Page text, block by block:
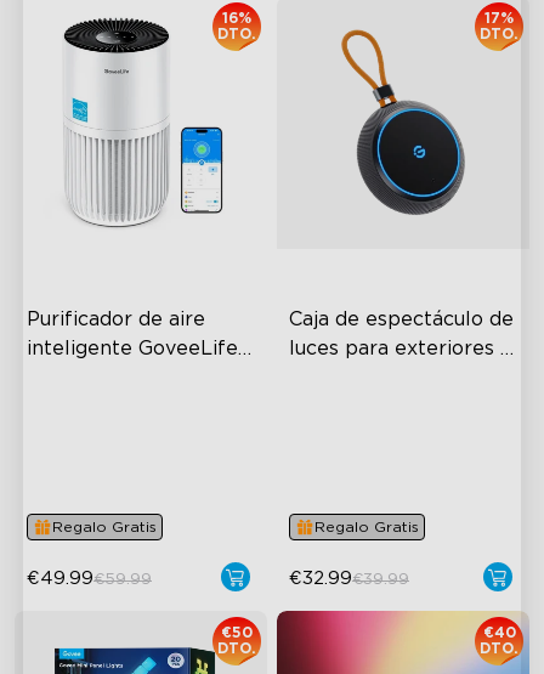
Purificador de aire
inteligente GoveeLife
16%
DTO.
Regalo Gratis
€49.99€59.99
Caja de espectáculo de
luces para exteriores
17%
DTO.
Regalo Gratis
€32.99€39.99
€50
DTO.
€40
DTO.